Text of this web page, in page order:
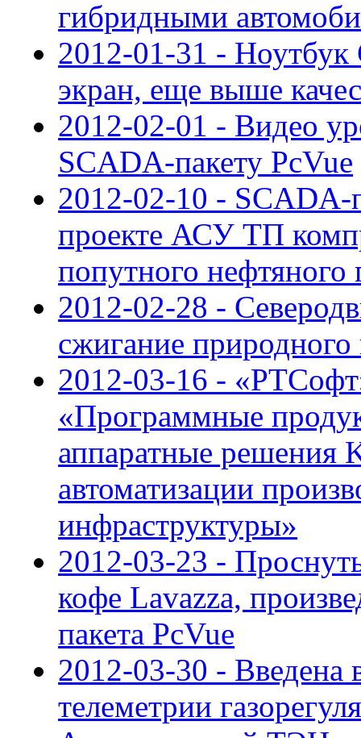
гибридными
2012-01-31 -
экран, еще выше
2012-02-01 - Видео
SCADA-пакету PcVue
2012-02-10 - SCADA-
проекте АСУ ТП
попутного нефтяного
2012-02-28 -
сжигание природного
2012-03-16 -
«Программные
аппаратные решения
автоматизации
инфраструктуры»
2012-03-23 -
кофе Lavazza,
пакета PcVue
2012-03-30 - Введена
телеметрии